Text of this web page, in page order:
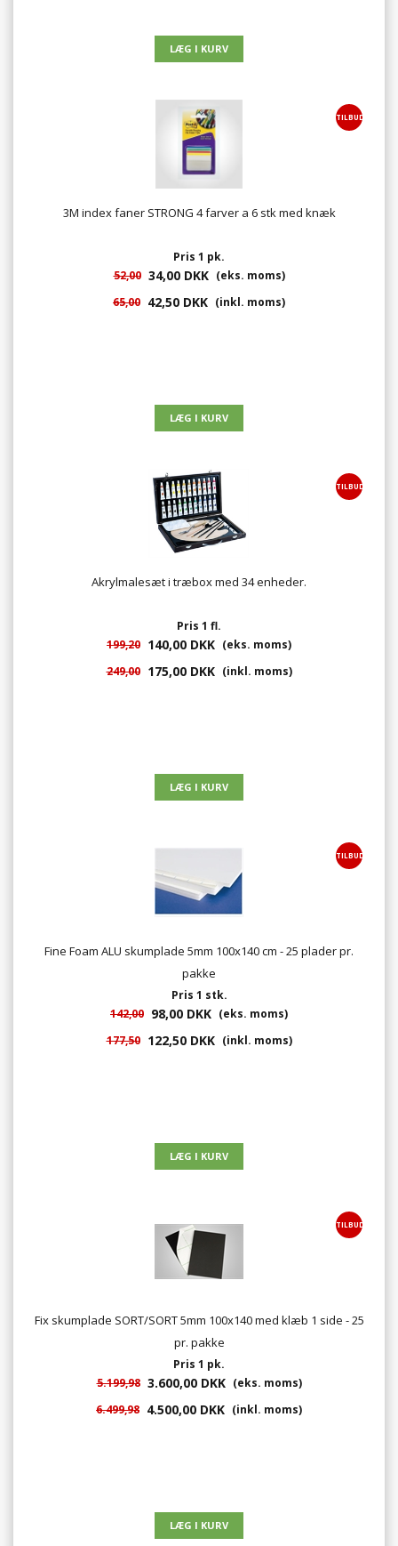
TILBUD
3M index faner STRONG 4 farver a 6 stk med knæk
Pris 1 pk.
52,00 34,00 DKK (eks. moms)
65,00 42,50 DKK (inkl. moms)
TILBUD
Akrylmalesæt i træbox med 34 enheder.
Pris 1 fl.
199,20 140,00 DKK (eks. moms)
249,00 175,00 DKK (inkl. moms)
TILBUD
Fine Foam ALU skumplade 5mm 100x140 cm - 25 plader pr.
pakke
Pris 1 stk.
142,00 98,00 DKK (eks. moms)
177,50 122,50 DKK (inkl. moms)
TILBUD
Fix skumplade SORT/SORT 5mm 100x140 med klæb 1 side - 25
pr. pakke
Pris 1 pk.
5.199,98 3.600,00 DKK (eks. moms)
6.499,98 4.500,00 DKK (inkl. moms)